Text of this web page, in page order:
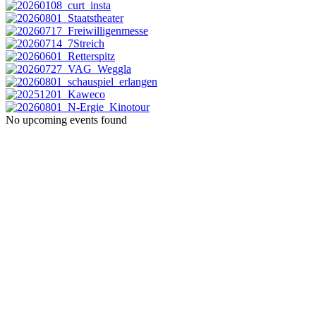
No upcoming events found